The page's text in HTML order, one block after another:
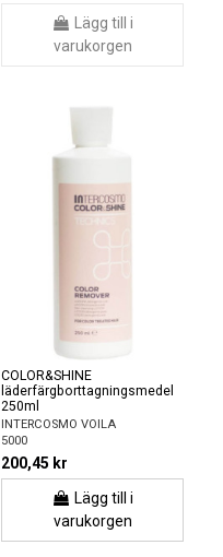
Lägg till i
varukorgen
COLOR&SHINE
läderfärgborttagningsmedel
250ml
INTERCOSMO VOILA
5000
200,45 kr
Lägg till i
varukorgen